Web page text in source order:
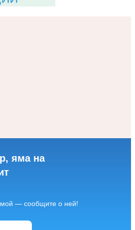
яма на
— сообщите о ней!